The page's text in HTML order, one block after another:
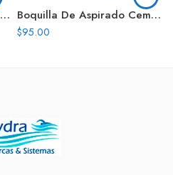
Boquilla De Retorno Cementable Negra Interwater Boquilla De Aspirado Cementable Cementable 2
$95.00